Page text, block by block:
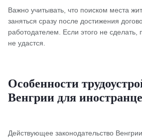
Важно учитывать, что поиском места
заняться сразу после достижения
работодателем. Если этого не сделать,
не удастся.
Особенности
Венгрии для
Действующее законодательство